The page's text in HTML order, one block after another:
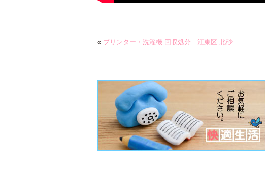
« プリンター・洗濯機 回収処分｜江東区 北砂